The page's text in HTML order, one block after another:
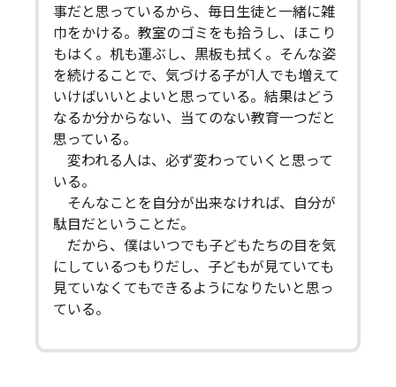
事だと思っているから、毎日生徒と一緒に雑
巾をかける。教室のゴミをも拾うし、ほこり
もはく。机も運ぶし、黒板も拭く。そんな姿
を続けることで、気づける子が1人でも増えて
いけばいいとよいと思っている。結果はどう
なるか分からない、当てのない教育一つだと
思っている。
変われる人は、必ず変わっていくと思って
いる。
そんなことを自分が出来なければ、自分が
駄目だということだ。
だから、僕はいつでも子どもたちの目を気
にしているつもりだし、子どもが見ていても
見ていなくてもできるようになりたいと思っ
ている。